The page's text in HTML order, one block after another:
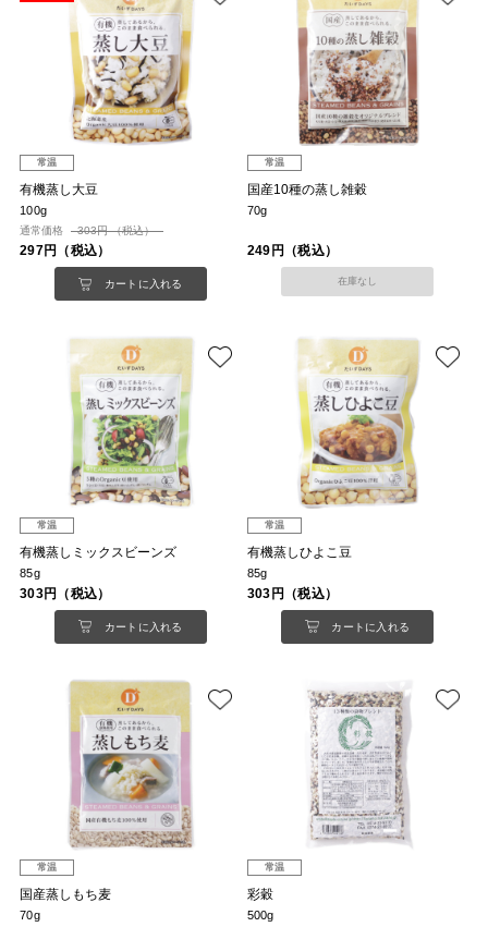
常温
有機蒸し大豆
100g
通常価格 303円 （税込）
297円（税込）
カートに入れる
常温
国産10種の蒸し雑穀
70g
249円（税込）
在庫なし
常温
有機蒸しミックスビーンズ
85g
303円（税込）
カートに入れる
常温
有機蒸しひよこ豆
85g
303円（税込）
カートに入れる
常温
国産蒸しもち麦
70g
常温
彩穀
500g